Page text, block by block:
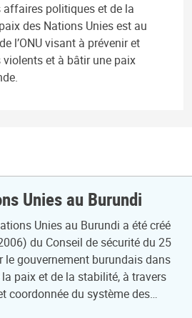
affaires politiques et de la
des Nations Unies est au
l’ONU visant à prévenir et
et à bâtir une paix
Unies au Burundi
Unies au Burundi a été créé
du Conseil de sécurité du 25
le gouvernement burundais dans
paix et de la stabilité, à travers
coordonnée du système des…